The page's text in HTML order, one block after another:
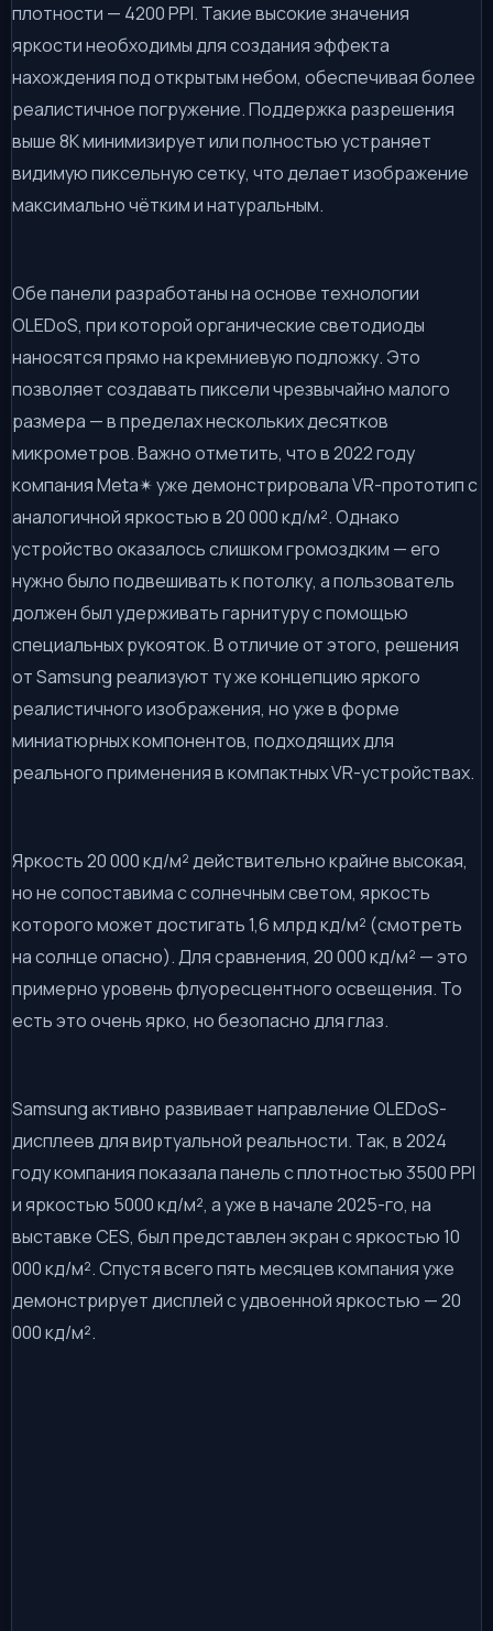
плотности — 4200 PPI. Такие высокие значения
яркости необходимы для создания эффекта
нахождения под открытым небом, обеспечивая более
реалистичное погружение. Поддержка разрешения
выше 8K минимизирует или полностью устраняет
видимую пиксельную сетку, что делает изображение
максимально чётким и натуральным.
Обе панели разработаны на основе технологии
OLEDoS, при которой органические светодиоды
наносятся прямо на кремниевую подложку. Это
позволяет создавать пиксели чрезвычайно малого
размера — в пределах нескольких десятков
микрометров. Важно отметить, что в 2022 году
компания Meta✴ уже демонстрировала VR-прототип с
аналогичной яркостью в 20 000 кд/м². Однако
устройство оказалось слишком громоздким — его
нужно было подвешивать к потолку, а пользователь
должен был удерживать гарнитуру с помощью
специальных рукояток. В отличие от этого, решения
от Samsung реализуют ту же концепцию яркого
реалистичного изображения, но уже в форме
миниатюрных компонентов, подходящих для
реального применения в компактных VR-устройствах.
Яркость 20 000 кд/м² действительно крайне высокая,
но не сопоставима с солнечным светом, яркость
которого может достигать 1,6 млрд кд/м² (смотреть
на солнце опасно). Для сравнения, 20 000 кд/м² — это
примерно уровень флуоресцентного освещения. То
есть это очень ярко, но безопасно для глаз.
Samsung активно развивает направление OLEDoS-
дисплеев для виртуальной реальности. Так, в 2024
году компания показала панель с плотностью 3500 PPI
и яркостью 5000 кд/м², а уже в начале 2025-го, на
выставке CES, был представлен экран с яркостью 10
000 кд/м². Спустя всего пять месяцев компания уже
демонстрирует дисплей с удвоенной яркостью — 20
000 кд/м².